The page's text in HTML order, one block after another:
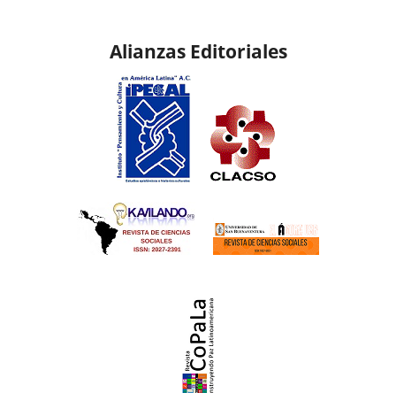
Alianzas Editoriales